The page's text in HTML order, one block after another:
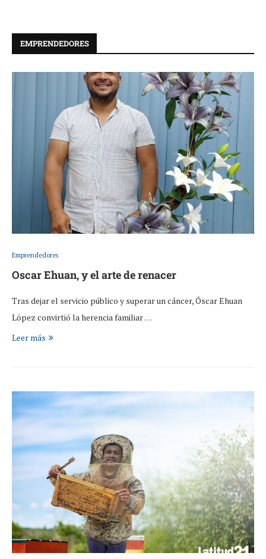
EMPRENDEDORES
Emprendedores
Oscar Ehuan, y el arte de renacer
Tras dejar el servicio público y superar un cáncer, Óscar Ehuan
López convirtió la herencia familiar …
Leer más